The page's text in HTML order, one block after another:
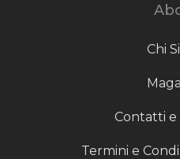
Chi
Contatti
Termini e